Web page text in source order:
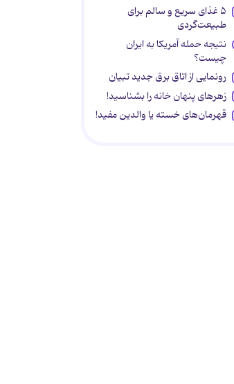
۵ غذای سریع و سالم برای
طبیعت‌گردی
نتیجه حمله آمریکا به ایران
چیست؟
رونمایی از اتاق برق جدید تبیان
زهرهای پنهان خانه را بشناسید!
قهرمان‌های خسته یا والدین مفید!